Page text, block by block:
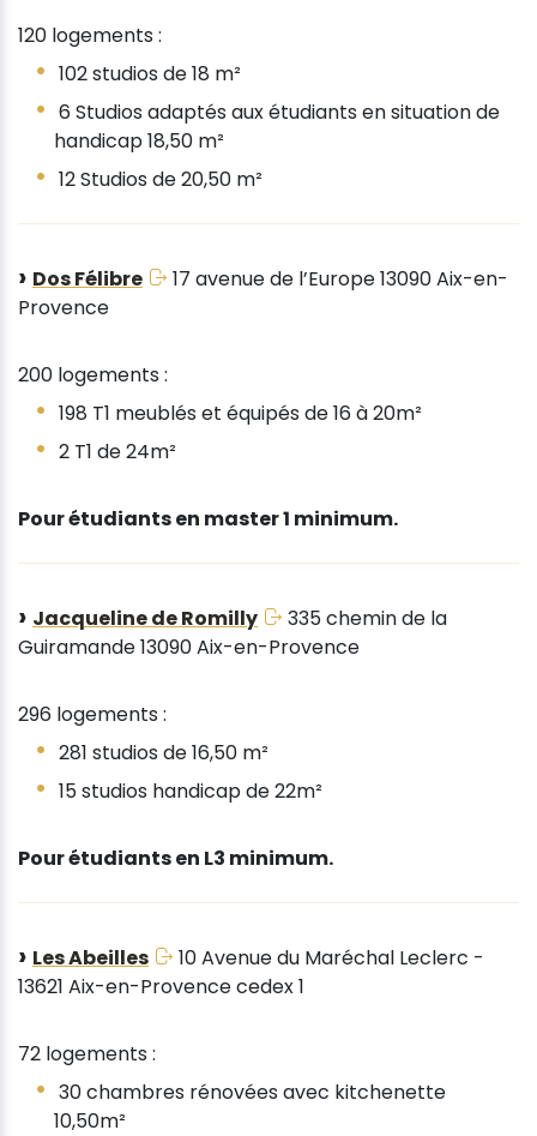
120 logements :
102 studios de 18 m²
6 Studios adaptés aux étudiants en situation de
handicap 18,50 m²
12 Studios de 20,50 m²
Dos Félibre
17 avenue de l’Europe 13090 Aix-en-
Provence
200 logements :
198 T1 meublés et équipés de 16 à 20m²
2 T1 de 24m²
Pour étudiants en master 1 minimum.
Jacqueline de Romilly
335 chemin de la
Guiramande 13090 Aix-en-Provence
296 logements :
281 studios de 16,50 m²
15 studios handicap de 22m²
Pour étudiants en L3 minimum.
Les Abeilles
10 Avenue du Maréchal Leclerc -
13621 Aix-en-Provence cedex 1
72 logements :
30 chambres rénovées avec kitchenette
10,50m²